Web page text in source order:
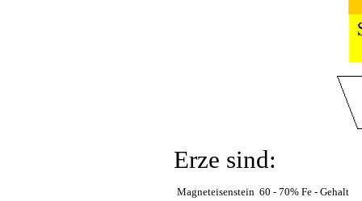
Erze sind:
Magneteisenstein 60 - 70% Fe - Gehalt